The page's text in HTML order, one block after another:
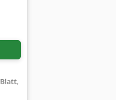
Blatt,